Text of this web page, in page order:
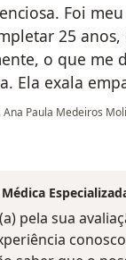
Foi
25
o que me
Ela exala
Ana Paula Medeiros
pela sua